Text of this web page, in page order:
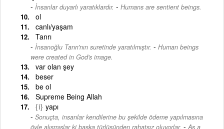
İnsanlar duyarlı yaratıklardır. - Humans are sentient beings.
ol
canlı/yaşam
Tanrı
İnsanoğlu Tanrı'nın suretinde yaratılmıştır. - Human beings
were created in God's image.
var olan şey
beser
be ol
Supreme Being Allah
{i} yapı
Sonuçta, insanlar kendilerine bu şekilde ödeme yapılmasına
öyle alışmışlar ki başka türlüsünden rahatsız oluyorlar. - As a